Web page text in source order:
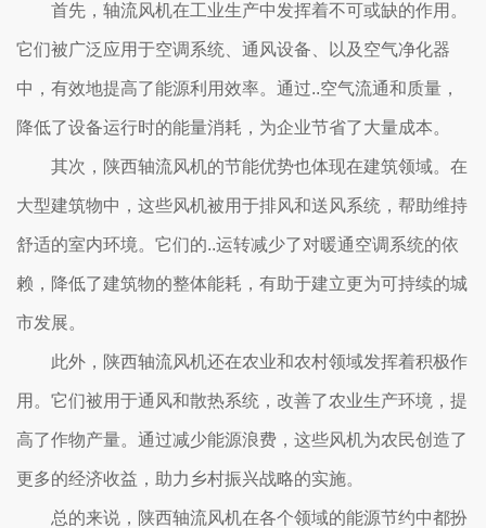
首先，轴流风机在工业生产中发挥着不可或缺的作用。
它们被广泛应用于空调系统、通风设备、以及空气净化器
中，有效地提高了能源利用效率。通过..空气流通和质量，
降低了设备运行时的能量消耗，为企业节省了大量成本。
其次，陕西轴流风机的节能优势也体现在建筑领域。在
大型建筑物中，这些风机被用于排风和送风系统，帮助维持
舒适的室内环境。它们的..运转减少了对暖通空调系统的依
赖，降低了建筑物的整体能耗，有助于建立更为可持续的城
市发展。
此外，陕西轴流风机还在农业和农村领域发挥着积极作
用。它们被用于通风和散热系统，改善了农业生产环境，提
高了作物产量。通过减少能源浪费，这些风机为农民创造了
更多的经济收益，助力乡村振兴战略的实施。
总的来说，陕西轴流风机在各个领域的能源节约中都扮